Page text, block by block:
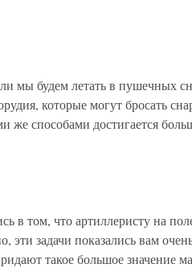
мы будем летать в пушечных
которые могут бросать
же способами достигается
в том, что артиллеристу на
эти задачи показались вам
такое большое значение